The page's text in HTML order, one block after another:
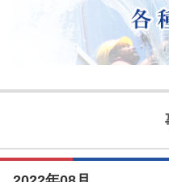
ノーブル
ウルトラフロアケア